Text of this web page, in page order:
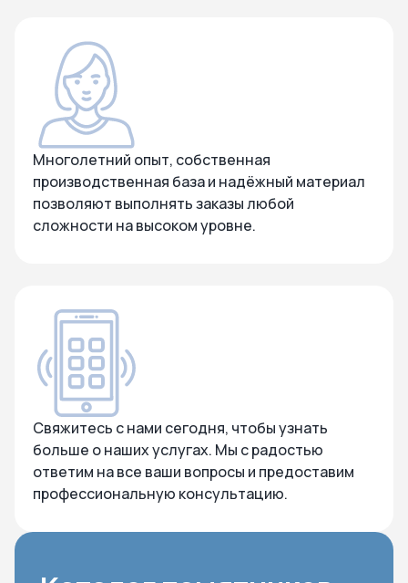
Многолетний опыт, собственная
производственная база и надёжный материал
позволяют выполнять заказы любой
сложности на высоком уровне.
Свяжитесь с нами сегодня, чтобы узнать
больше о наших услугах. Мы с радостью
ответим на все ваши вопросы и предоставим
профессиональную консультацию.